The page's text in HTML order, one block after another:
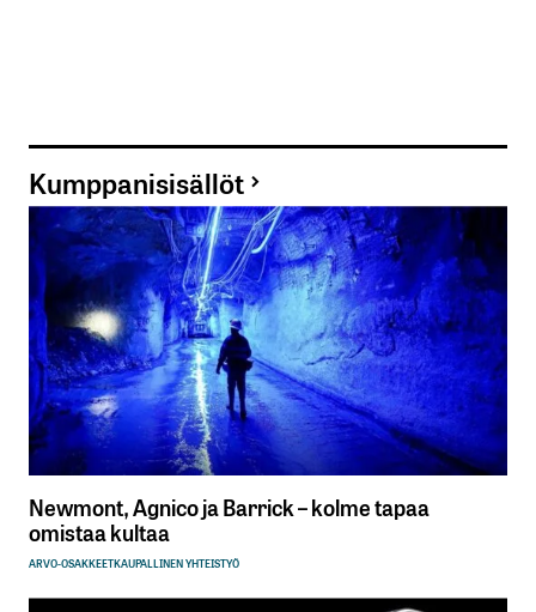
Kumppanisisällöt
Newmont, Agnico ja Barrick – kolme tapaa
omistaa kultaa
ARVO-OSAKKEETKAUPALLINEN YHTEISTYÖ